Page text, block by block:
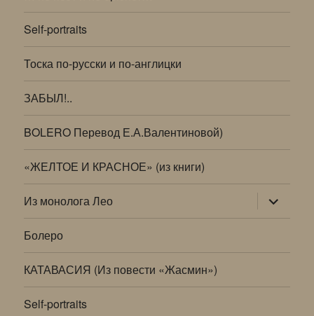
Self-portraits
Тоска по-русски и по-англицки
ЗАБЫЛ!..
BOLERO Перевод Е.А.Валентиновой)
«ЖЕЛТОЕ И КРАСНОЕ» (из книги)
Из монолога Лео раскрыть
дочернее
меню
Болеро
КАТАВАСИЯ (Из повести «Жасмин»)
Self-portraits